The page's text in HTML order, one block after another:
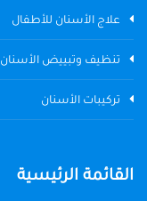
علاج الأسنان للأطفال
تنظيف وتبييض الأسنان
تركيبات الأسنان
القائمة الرئيسية